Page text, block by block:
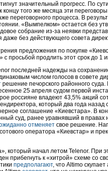
значительный прогресс. По
того же месяца эти переговоры
переговорного процесса. В
«Вымпелком» остается без
собрание из-за неявки
без действующего совета
предложения по покупке
с просьбой продлить этот срок до 1
последней надежды на
числом голосов в совете
решение печорского районного суда.
25 апреля судом первой
россияне владеют 43,5% акций
который два года назад
соглашение «Киевстара». В
суд, ранее уравнявший в правах
отменяет свое решение.
оператора «Киевстар» и
который начал летом Telenor. При
прибегнуть к «хитрой» схеме со
предполагают, что Altimo скупает